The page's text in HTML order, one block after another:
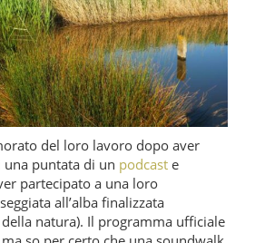
del loro lavoro dopo aver
puntata di un podcast e
partecipato a una loro
all’alba finalizzata
natura). Il programma ufficiale